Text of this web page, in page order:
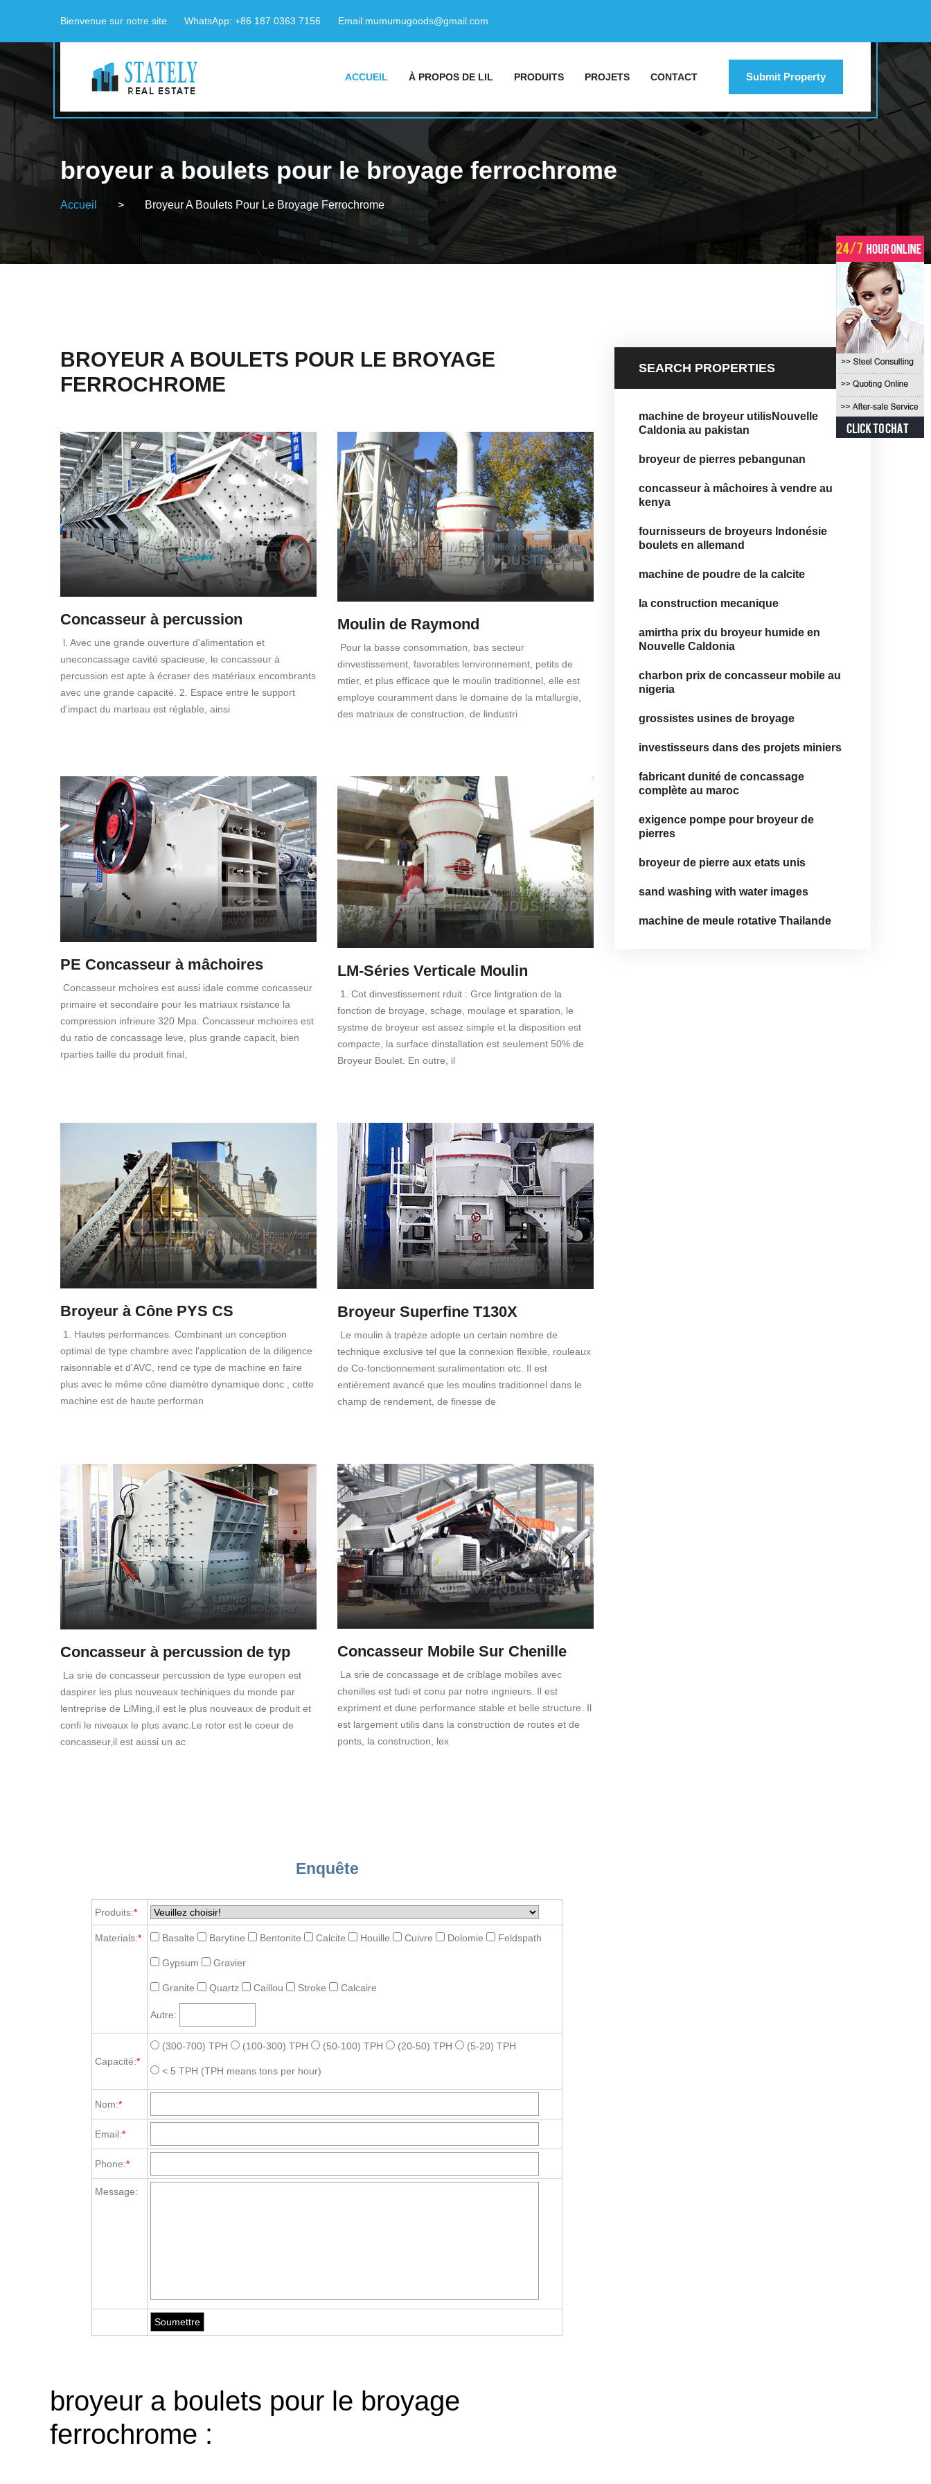
Bienvenue sur notre site WhatsApp: +86 187 0363 7156 Email:mumumugoods@gmail.com
ACCUEIL À PROPOS DE LIL PRODUITS PROJETS CONTACT Submit Property
broyeur a boulets pour le broyage ferrochrome
Accueil > Broyeur A Boulets Pour Le Broyage Ferrochrome
BROYEUR A BOULETS POUR LE BROYAGE
FERROCHROME
Concasseur à percussion
l. Avec une grande ouverture d'alimentation et
uneconcassage cavité spacieuse, le concasseur à
percussion est apte à écraser des matériaux encombrants
avec une grande capacité. 2. Espace entre le support
d'impact du marteau est réglable, ainsi
Moulin de Raymond
Pour la basse consommation, bas secteur
dinvestissement, favorables lenvironnement, petits de
mtier, et plus efficace que le moulin traditionnel, elle est
employe couramment dans le domaine de la mtallurgie,
des matriaux de construction, de lindustri
PE Concasseur à mâchoires
Concasseur mchoires est aussi idale comme concasseur
primaire et secondaire pour les matriaux rsistance la
compression infrieure 320 Mpa. Concasseur mchoires est
du ratio de concassage leve, plus grande capacit, bien
rparties taille du produit final,
LM-Séries Verticale Moulin
1. Cot dinvestissement rduit : Grce lintgration de la
fonction de broyage, schage, moulage et sparation, le
systme de broyeur est assez simple et la disposition est
compacte, la surface dinstallation est seulement 50% de
Broyeur Boulet. En outre, il
Broyeur à Cône PYS CS
1. Hautes performances. Combinant un conception
optimal de type chambre avec l'application de la diligence
raisonnable et d'AVC, rend ce type de machine en faire
plus avec le même cône diamètre dynamique donc , cette
machine est de haute performan
Broyeur Superfine T130X
Le moulin à trapèze adopte un certain nombre de
technique exclusive tel que la connexion flexible, rouleaux
de Co-fonctionnement suralimentation etc. Il est
entièrement avancé que les moulins traditionnel dans le
champ de rendement, de finesse de
Concasseur à percussion de typ
La srie de concasseur percussion de type europen est
daspirer les plus nouveaux techiniques du monde par
lentreprise de LiMing,iI est le plus nouveaux de produit et
confi le niveaux le plus avanc.Le rotor est le coeur de
concasseur,il est aussi un ac
Concasseur Mobile Sur Chenille
La srie de concassage et de criblage mobiles avec
chenilles est tudi et conu par notre ingnieurs. Il est
expriment et dune performance stable et belle structure. Il
est largement utilis dans la construction de routes et de
ponts, la construction, lex
Enquête
Produits:*
Materials:* Basalte Barytine Bentonite Calcite Houille Cuivre Dolomie Feldspath
Gypsum Gravier
Granite Quartz Caillou Stroke Calcaire
Autre:
Capacité:*
(300-700) TPH (100-300) TPH (50-100) TPH (20-50) TPH (5-20) TPH
< 5 TPH (TPH means tons per hour)
Nom:*
Email:*
Phone:*
Message:
broyeur a boulets pour le broyage
ferrochrome :
SEARCH PROPERTIES
machine de broyeur utilisNouvelle
Caldonia au pakistan
broyeur de pierres pebangunan
concasseur à mâchoires à vendre au
kenya
fournisseurs de broyeurs Indonésie
boulets en allemand
machine de poudre de la calcite
la construction mecanique
amirtha prix du broyeur humide en
Nouvelle Caldonia
charbon prix de concasseur mobile au
nigeria
grossistes usines de broyage
investisseurs dans des projets miniers
fabricant dunité de concassage
complète au maroc
exigence pompe pour broyeur de
pierres
broyeur de pierre aux etats unis
sand washing with water images
machine de meule rotative Thailande